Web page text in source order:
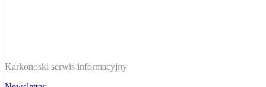
W Karkonoszach
Karkonoski serwis informacyjny